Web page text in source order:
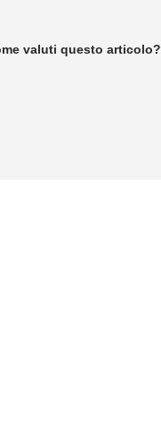
valuti questo articolo?